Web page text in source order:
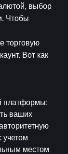
выбор
Чтобы
торговую
Вот как
платформы:
ваших
учетом
местом